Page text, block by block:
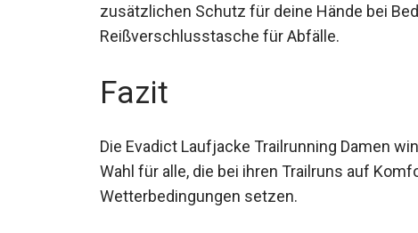
zusätzlichen Schutz für deine Hände bei
Reißverschlusstasche für Abfälle.
Fazit
Die Evadict Laufjacke Trailrunning Damen
Wahl für alle, die bei ihren Trailruns auf
Wetterbedingungen setzen.